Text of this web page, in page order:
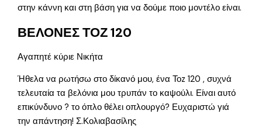
στην κάννη και στη βάση για να δούμε ποιο μοντέλο είναι.
ΒΕΛΟΝΕΣ ΤΟΖ 120
Αγαπητέ κύριε Νικήτα
Ήθελα να ρωτήσω στο δίκανό μου, ένα Τοz 120 , συχνά
τελευταία τα βελόνια μου τρυπάν το καψούλι. Είναι αυτό
επικύνδυνο ? το όπλο θέλει οπλουργό? Ευχαριστώ γιά
την απάντηση! Σ.Κολιαβασίλης